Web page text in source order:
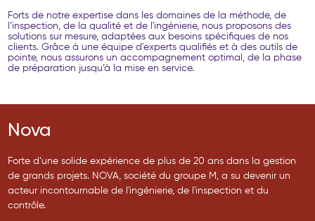
Forts de notre expertise dans les domaines de la méthode, de
l’inspection, de la qualité et de l'ingénierie, nous proposons des
solutions sur mesure, adaptées aux besoins spécifiques de nos
clients. Grâce à une équipe d'experts qualifiés et à des outils de
pointe, nous assurons un accompagnement optimal, de la phase
de préparation jusqu’à la mise en service.
Nova
Forte d’une solide expérience de plus de 20 ans dans la gestion
de grands projets. NOVA, société du groupe M, a su devenir un
acteur incontournable de l'ingénierie, de l'inspection et du
contrôle.